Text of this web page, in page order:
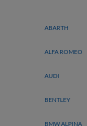
ABARTH
ALFA ROMEO
AUDI
BENTLEY
BMW ALPINA